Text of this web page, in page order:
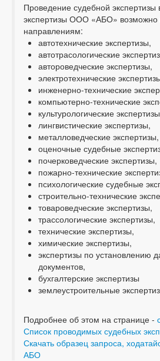
Проведение судебной
экспертизы ООО «АБО»
направлениям:
автотехнические экспертизы,
автотрасологические
автороведческие экспертизы,
электротехнические
инженерно-технические
компьютерно-технические
культурологические
лингвистические экспертизы,
металловедческие экспертизы,
оценочные судебные
почерковедческие экспертизы,
пожарно-технические
психологические судебные
строительно-технические
товароведческие экспертизы,
трассологические экспертизы,
технические экспертизы,
химические экспертизы,
экспертизы по установлению
документов,
бухгалтерские экспертизы
землеустроительные
Подробнее об этом на странице -
Список проводимых судебных
Скачать образец запроса,
АБО